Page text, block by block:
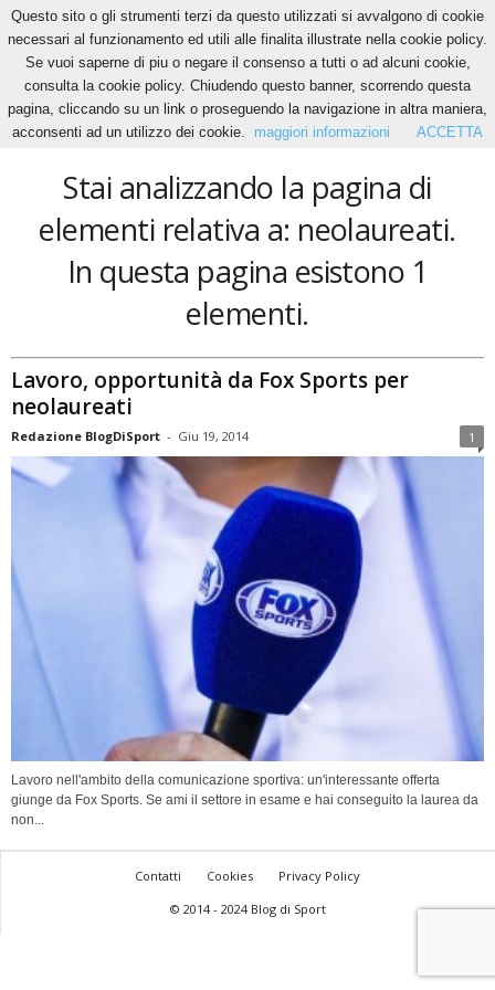
Home Tags Neolaureati
neolaureati
Stai analizzando la pagina di
elementi relativa a: neolaureati.
In questa pagina esistono 1
elementi.
Lavoro, opportunità da Fox Sports per
neolaureati
Redazione BlogDiSport - Giu 19, 2014 1
Lavoro nell'ambito della comunicazione sportiva: un'interessante offerta
giunge da Fox Sports. Se ami il settore in esame e hai conseguito la laurea da
non...
Contatti Cookies
Privacy Policy
© 2014 - 2024 Blog di Sport
Questo sito o gli strumenti terzi da questo utilizzati si avvalgono di cookie
necessari al funzionamento ed utili alle finalita illustrate nella cookie policy.
Se vuoi saperne di piu o negare il consenso a tutti o ad alcuni cookie,
consulta la cookie policy. Chiudendo questo banner, scorrendo questa
pagina, cliccando su un link o proseguendo la navigazione in altra maniera,
acconsenti ad un utilizzo dei cookie.
maggiori informazioni ACCETTA